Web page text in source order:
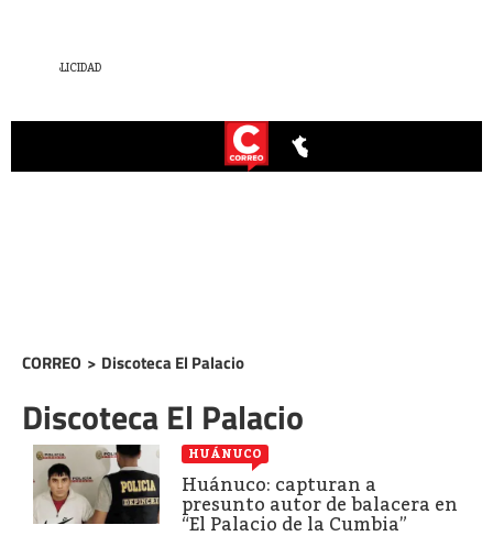
CORREO > Discoteca El Palacio
Discoteca El Palacio
HUÁNUCO
Huánuco: capturan a
presunto autor de balacera en
“El Palacio de la Cumbia”